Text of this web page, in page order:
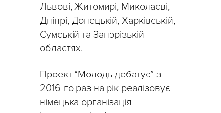
Львові, Житомирі, Миколаєві,
Дніпрі, Донецькій, Харківській,
Сумській та Запорізькій
областях.
Проект “Молодь дебатує” з
2016-го раз на рік реалізовує
німецька організація